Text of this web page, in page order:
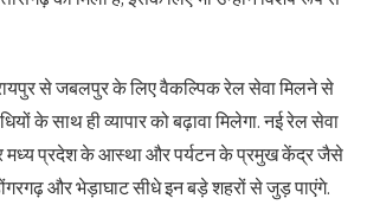
से जबलपुर के लिए वैकल्पिक रेल सेवा मिलने से
के साथ ही व्यापार को बढ़ावा मिलेगा. नई रेल सेवा
मध्य प्रदेश के आस्था और पर्यटन के प्रमुख केंद्र जैसे
और भेड़ाघाट सीधे इन बड़े शहरों से जुड़ पाएंगे.